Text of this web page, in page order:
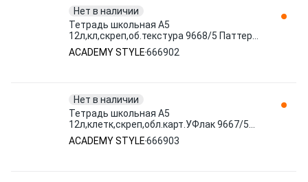
Нет в наличии
Тетрадь школьная А5
12л,кл,скреп,об.текстура 9668/5 Паттерн
с животными асс 666902 ACADEMY
STYLE
ACADEMY STYLE666902
Нет в наличии
Тетрадь школьная А5
12л,клетк,скреп,обл.карт.УФлак 9667/5
Кот в космосе асс 666903 ACADEMY
STYLE
ACADEMY STYLE666903